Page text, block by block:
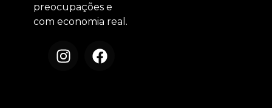
preocupações e
com economia real.